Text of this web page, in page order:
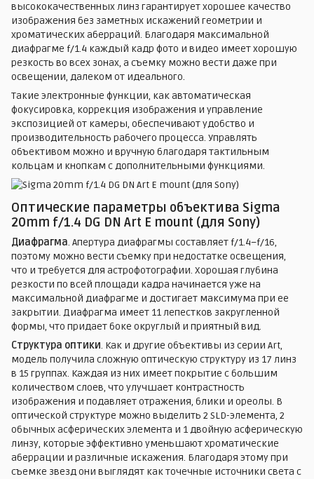
высококачественных линз гарантирует хорошее качество
изображения без заметных искажений геометрии и
хроматических аберраций. Благодаря максимальной
диафрагме f/1.4 каждый кадр фото и видео имеет хорошую
резкость во всех зонах, а съемку можно вести даже при
освещении, далеком от идеального.
Такие электронные функции, как автоматическая
фокусировка, коррекция изображения и управление
экспозицией от камеры, обеспечивают удобство и
производительность рабочего процесса. Управлять
объективом можно и вручную благодаря тактильным
кольцам и кнопкам с дополнительными функциями.
Оптические параметры объектива Sigma
20mm f/1.4 DG DN Art E mount (для Sony)
Диафрагма. Апертура диафрагмы составляет f/1.4–f/16,
поэтому можно вести съемку при недостатке освещения,
что и требуется для астрофотографии. Хорошая глубина
резкости по всей площади кадра начинается уже на
максимальной диафрагме и достигает максимума при ее
закрытии. Диафрагма имеет 11 лепестков закругленной
формы, что придает боке округлый и приятный вид.
Структура оптики. Как и другие объективы из серии Art,
модель получила сложную оптическую структуру из 17 линз
в 15 группах. Каждая из них имеет покрытие с большим
количеством слоев, что улучшает контрастность
изображения и подавляет отражения, блики и ореолы. В
оптической структуре можно выделить 2 SLD-элемента, 2
обычных асферических элемента и 1 двойную асферическую
линзу, которые эффективно уменьшают хроматические
аберрации и различные искажения. Благодаря этому при
съемке звезд они выглядят как точечные источники света с